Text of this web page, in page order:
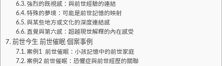
強烈的既視感：與前世經驗的連結
特殊的夢境：可能是前世記憶的映射
與某些地方或文化的深度連結感
直覺與第六感：超越現世解釋的內在感受
前世今生 前世催眠 個案事例
案例1 前世催眠：小孩記憶中的前世家庭
案例2 前世催眠：恐懼症與前世經歷的關聯